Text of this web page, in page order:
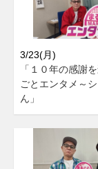
3/23(月)
「１０年の感謝
ごとエンタメ～
ん」